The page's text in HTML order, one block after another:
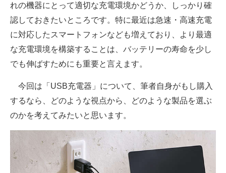
釣り具・釣り用品 食品・飲料・お酒
食器・グラス・カトラリー
メディア
注目記事を集めた総合ページ
ITの今と未来を見通す
進化するPCとデバイスの未来
好きが集まる 比べて選べる
れの機器にとって適切な充電環境かどうか、しっかり確
認しておきたいところです。特に最近は急速・高速充電
に対応したスマートフォンなども増えており、より最適
な充電環境を構築することは、バッテリーの寿命を少し
でも伸ばすためにも重要と言えます。
今回は「USB充電器」について、筆者自身がもし購入
するなら、どのような視点から、どのような製品を選ぶ
のかを考えてみたいと思います。